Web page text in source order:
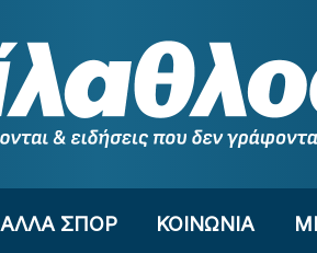
ΑΛΛΑ ΣΠΟΡ ΚΟΙΝΩΝΙΑ